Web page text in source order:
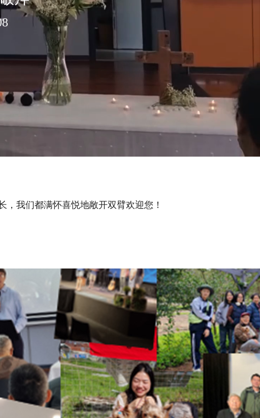
我们都满怀喜悦地敞开双臂欢迎您！